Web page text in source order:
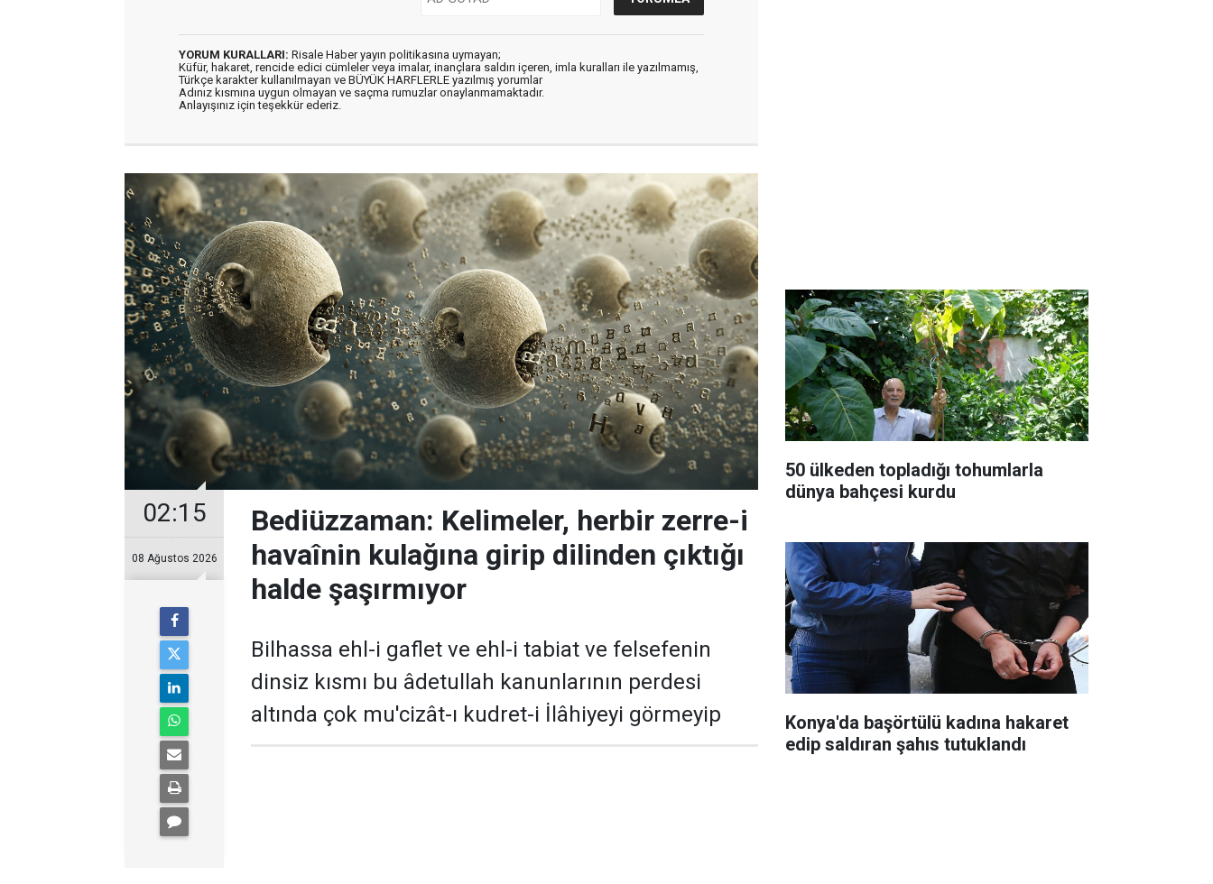
YORUM KURALLARI: Risale Haber yayın politikasına uymayan;
Küfür, hakaret, rencide edici cümleler veya imalar, inançlara saldırı içeren, imla kuralları ile yazılmamış,
Türkçe karakter kullanılmayan ve BÜYÜK HARFLERLE yazılmış yorumlar
Adınız kısmına uygun olmayan ve saçma rumuzlar onaylanmamaktadır.
Anlayışınız için teşekkür ederiz.
02:15
08 Ağustos 2026
Bediüzzaman: Kelimeler, herbir zerre-i
havaînin kulağına girip dilinden çıktığı
halde şaşırmıyor
Bilhassa ehl-i gaflet ve ehl-i tabiat ve felsefenin
dinsiz kısmı bu âdetullah kanunlarının perdesi
altında çok mu'cizât-ı kudret-i İlâhiyeyi görmeyip
50 ülkeden topladığı tohumlarla
dünya bahçesi kurdu
Konya'da başörtülü kadına hakaret
edip saldıran şahıs tutuklandı